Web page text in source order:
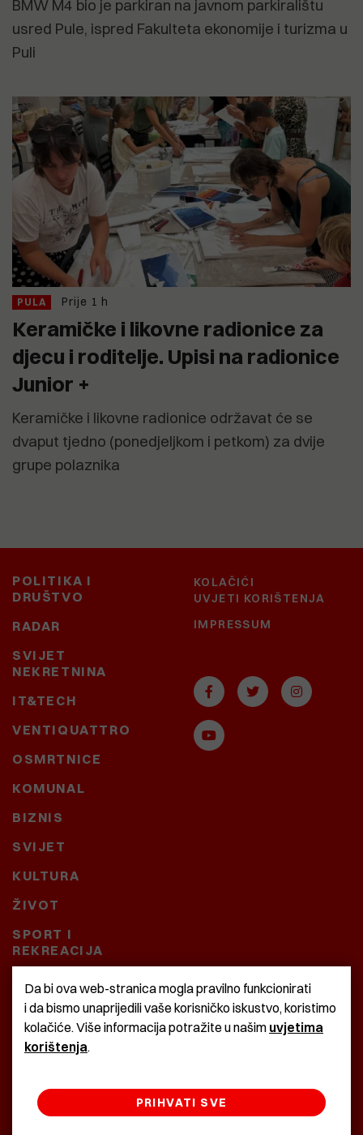
BMW M4 bio je parkiran na javnom parkiralištu
usred Pule, ispred Fakulteta ekonomije i turizma u
Puli
PULA Prije 1 h
Keramičke i likovne radionice za
djecu i roditelje. Upisi na radionice
Junior +
Keramičke i likovne radionice održavat će se
dvaput tjedno (ponedjeljkom i petkom) za dvije
grupe polaznika
POLITIKA I
DRUŠTVO
RADAR
SVIJET
NEKRETNINA
IT&TECH
VENTIQUATTRO
OSMRTNICE
KOMUNAL
BIZNIS
SVIJET
KULTURA
ŽIVOT
SPORT I
REKREACIJA
CRNA KRONIKA
BAŠTARDINI I PRAVI
KRASNA ZEMLJA
KOLAČIĆI
UVJETI KORIŠTENJA
IMPRESSUM
Da bi ova web-stranica mogla pravilno funkcionirati
i da bismo unaprijedili vaše korisničko iskustvo, koristimo
kolačiće. Više informacija potražite u našim uvjetima
korištenja.
PRIHVATI SVE